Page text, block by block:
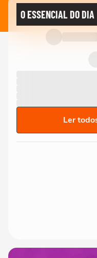
O ESSENCIAL DO DIA
Ler